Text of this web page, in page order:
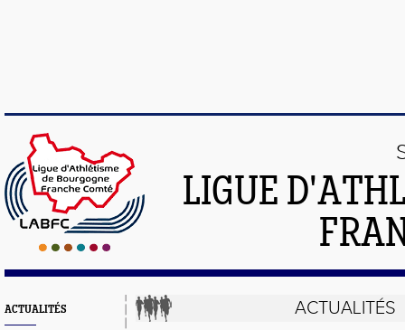
LIGUE
ACTUALITÉS ACTUALITÉS